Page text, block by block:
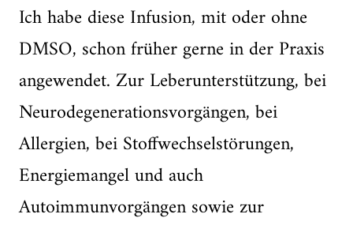
Ich habe diese Infusion, mit oder ohne
DMSO, schon früher gerne in der Praxis
angewendet. Zur Leberunterstützung, bei
Neurodegenerationsvorgängen, bei
Allergien, bei Stoffwechselstörungen,
Energiemangel und auch
Autoimmunvorgängen sowie zur